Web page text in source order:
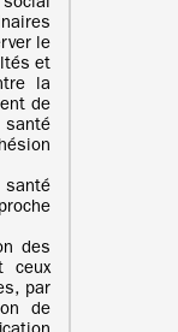
le
et
la
de
des
ceux
par
de